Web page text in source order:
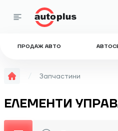
ПРОДАЖ АВТО
Запчастини
ЕЛЕМЕНТИ